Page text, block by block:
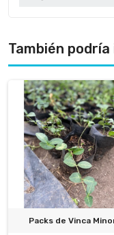
También
Packs de Vinca